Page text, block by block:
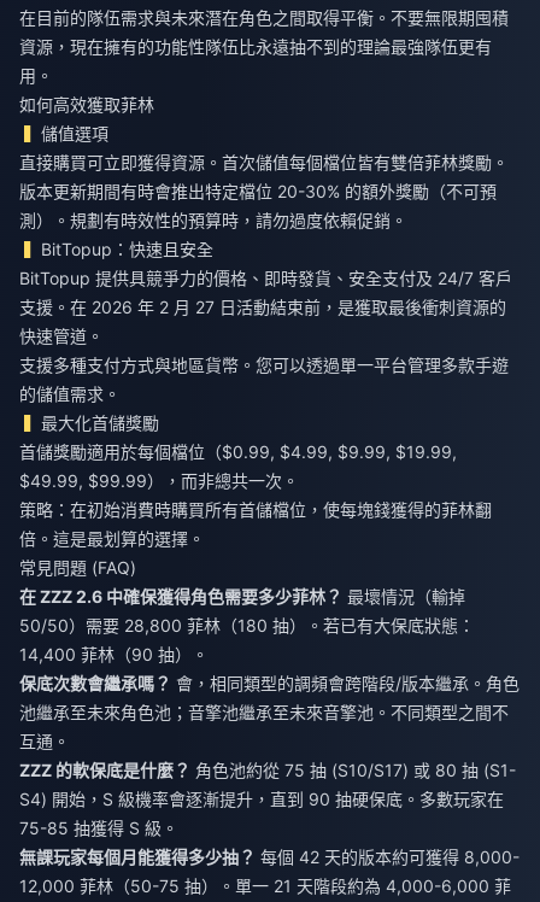
在目前的隊伍需求與未來潛在角色之間取得平衡。不要無限期囤積
資源，現在擁有的功能性隊伍比永遠抽不到的理論最強隊伍更有
用。
如何高效獲取菲林
儲值選項
直接購買可立即獲得資源。首次儲值每個檔位皆有雙倍菲林獎勵。
版本更新期間有時會推出特定檔位 20-30% 的額外獎勵（不可預
測）。規劃有時效性的預算時，請勿過度依賴促銷。
BitTopup：快速且安全
BitTopup 提供具競爭力的價格、即時發貨、安全支付及 24/7 客戶
支援。在 2026 年 2 月 27 日活動結束前，是獲取最後衝刺資源的
快速管道。
支援多種支付方式與地區貨幣。您可以透過單一平台管理多款手遊
的儲值需求。
最大化首儲獎勵
首儲獎勵適用於每個檔位（$0.99, $4.99, $9.99, $19.99,
$49.99, $99.99），而非總共一次。
策略：在初始消費時購買所有首儲檔位，使每塊錢獲得的菲林翻
倍。這是最划算的選擇。
常見問題 (FAQ)
在 ZZZ 2.6 中確保獲得角色需要多少菲林？ 最壞情況（輸掉
50/50）需要 28,800 菲林（180 抽）。若已有大保底狀態：
14,400 菲林（90 抽）。
保底次數會繼承嗎？ 會，相同類型的調頻會跨階段/版本繼承。角色
池繼承至未來角色池；音擎池繼承至未來音擎池。不同類型之間不
互通。
ZZZ 的軟保底是什麼？ 角色池約從 75 抽 (S10/S17) 或 80 抽 (S1-
S4) 開始，S 級機率會逐漸提升，直到 90 抽硬保底。多數玩家在
75-85 抽獲得 S 級。
無課玩家每個月能獲得多少抽？ 每個 42 天的版本約可獲得 8,000-
12,000 菲林（50-75 抽）。單一 21 天階段約為 4,000-6,000 菲